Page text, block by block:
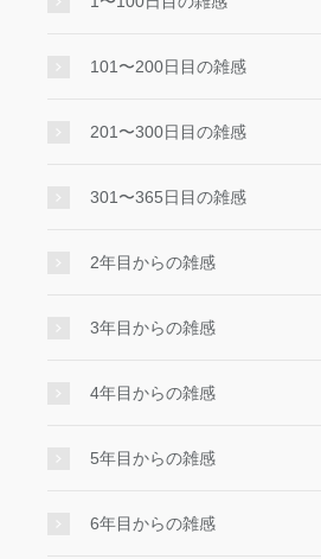
101〜200日目の雑感
201〜300日目の雑感
301〜365日目の雑感
2年目からの雑感
3年目からの雑感
4年目からの雑感
5年目からの雑感
6年目からの雑感